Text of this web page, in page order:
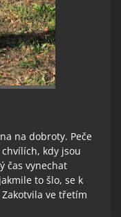
na dobroty. Peče
kdy jsou
čas vynechat
to šlo, se k
ve třetím